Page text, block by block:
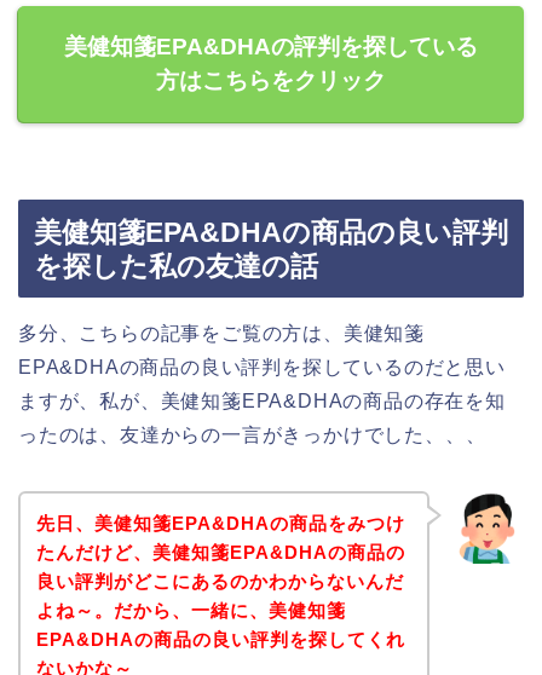
美健知箋EPA&DHAの評判を探している
方はこちらをクリック
美健知箋EPA&DHAの商品の良い評判
を探した私の友達の話
多分、こちらの記事をご覧の方は、美健知箋
EPA&DHAの商品の良い評判を探しているのだと思い
ますが、私が、美健知箋EPA&DHAの商品の存在を知
ったのは、友達からの一言がきっかけでした、、、
先日、美健知箋EPA&DHAの商品をみつけ
たんだけど、美健知箋EPA&DHAの商品の
良い評判がどこにあるのかわからないんだ
よね～。だから、一緒に、美健知箋
EPA&DHAの商品の良い評判を探してくれ
ないかな～